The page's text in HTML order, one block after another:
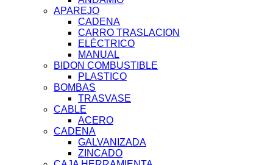
APAREJO
CADENA
CARRO TRASLACION
ELÉCTRICO
MANUAL
BIDON COMBUSTIBLE
PLASTICO
BOMBAS
TRASVASE
CABLE
ACERO
CADENA
GALVANIZADA
ZINCADO